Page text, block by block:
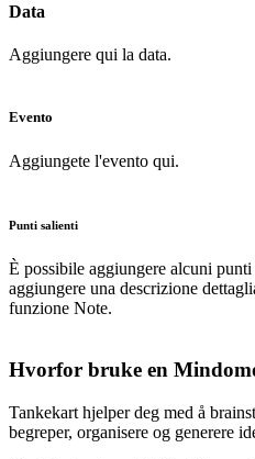
Data
Aggiungere qui la data.
Evento
Aggiungete l'evento qui.
Punti salienti
È possibile aggiungere alcuni
aggiungere una descrizione
funzione Note.
Hvorfor bruke en
Tankekart hjelper deg med å
begreper, organisere og generere